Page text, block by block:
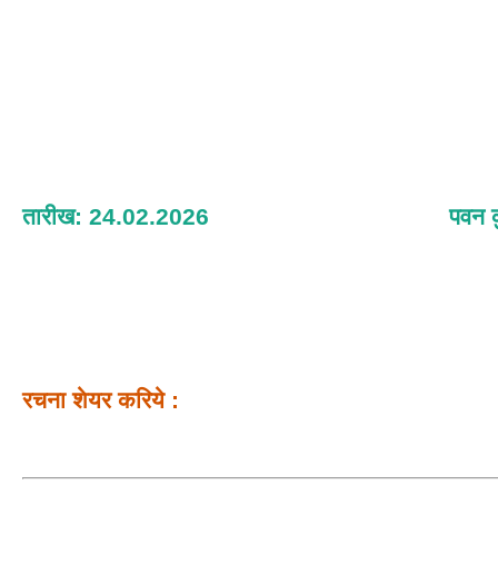
तारीख: 24.02.2026 पवन
रचना शेयर करिये :